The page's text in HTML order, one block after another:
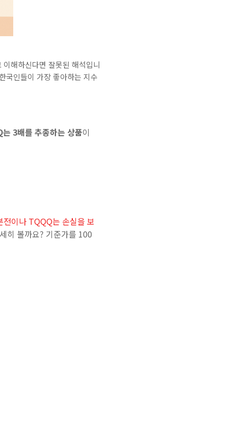
해하신다면 잘못된 해석입니
국인들이 가장 좋아하는 지수
3배를 추종하는 상품이
전이나 TQQQ는 손실을 보
히 볼까요? 기준가를 100